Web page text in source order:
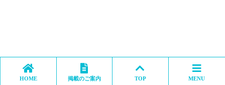
HOME 掲載のご案内 TOP MENU